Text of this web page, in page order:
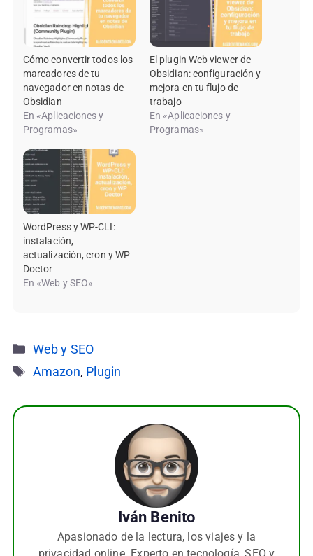
Cómo convertir todos los
marcadores de tu
navegador en notas de
Obsidian
En «Aplicaciones y
Programas»
El plugin Web viewer de
Obsidian: configuración y
mejora en tu flujo de
trabajo
En «Aplicaciones y
Programas»
WordPress y WP-CLI:
instalación,
actualización, cron y WP
Doctor
En «Web y SEO»
Categorías
Web y SEO
Etiquetas
Amazon, Plugin
Iván Benito
Apasionado de la lectura, los viajes y la
privacidad online. Experto en tecnología, SEO y